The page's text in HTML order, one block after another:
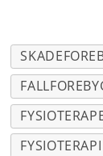
FYSIOTERAPI